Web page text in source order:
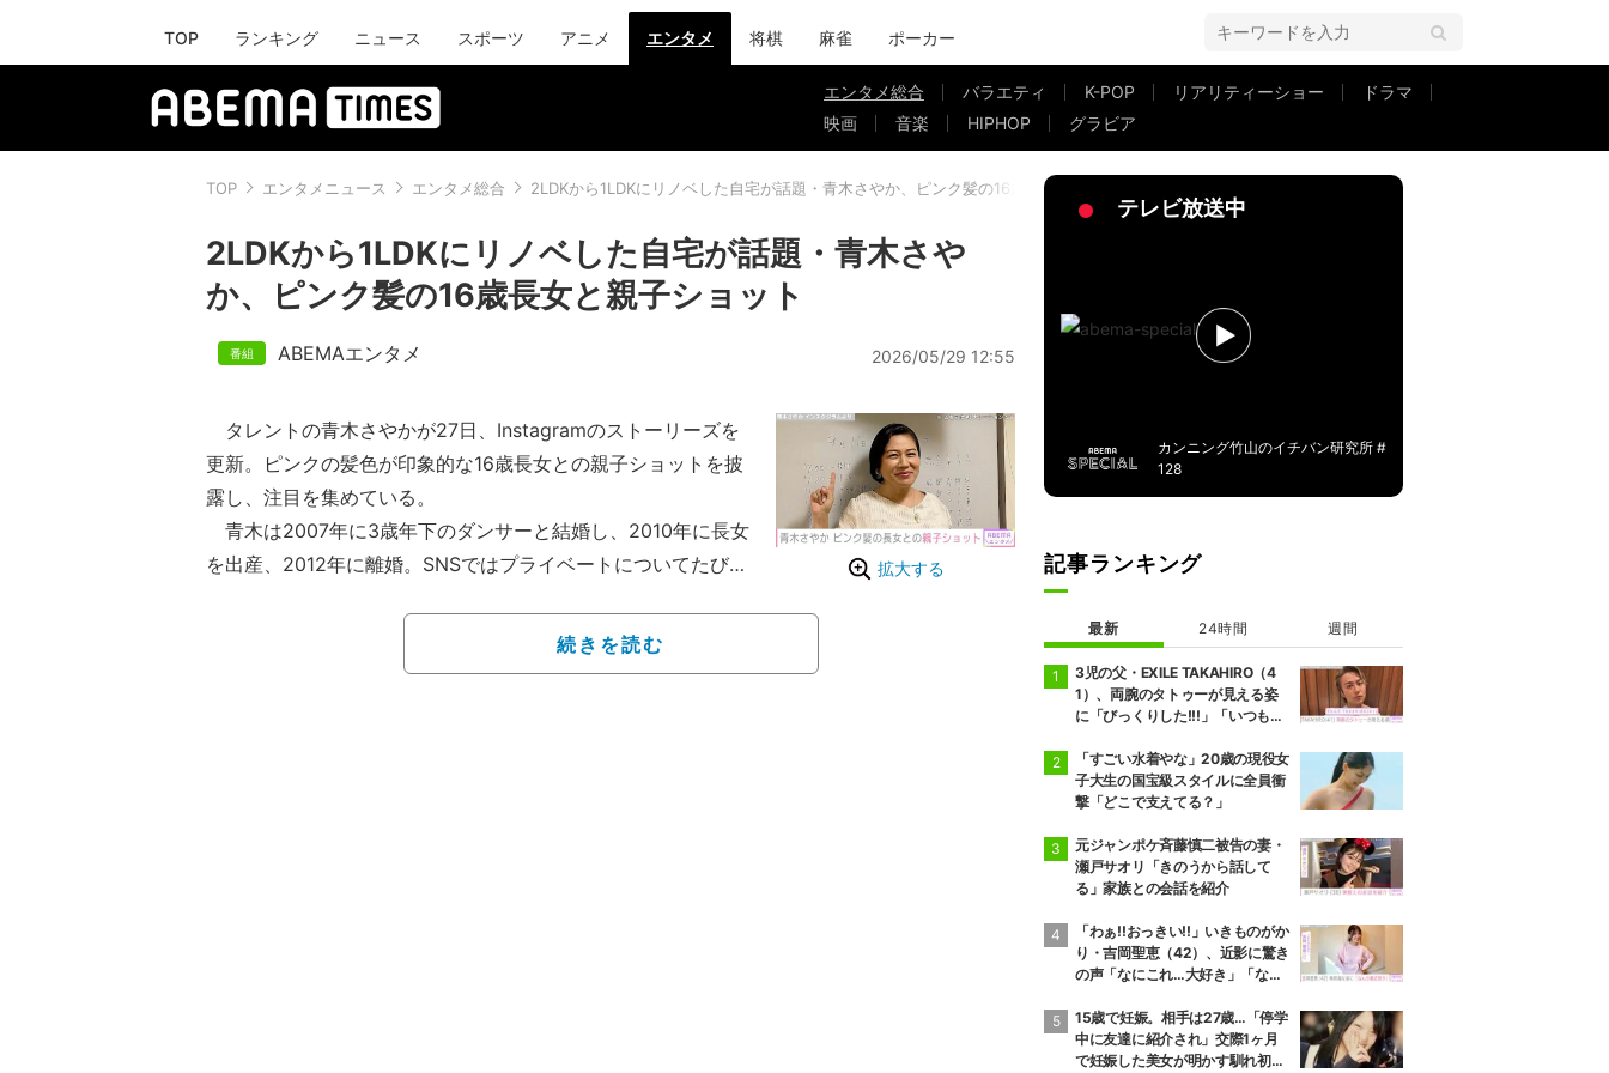
TOP ランキング ニュース スポーツ アニメ エンタメ 将棋 麻雀 ポーカー
エンタメ総合 バラエティ K-POP リアリティーショー
ドラマ
映画
音楽 HIPHOP グラビア
TOP エンタメニュース エンタメ総合 2LDKから1LDKにリノベした自宅が話題・青木さやか、ピンク髪の16歳長女と親子ショット
2LDKから1LDKにリノベした自宅が話題・青木さや
か、ピンク髪の16歳長女と親子ショット
ABEMAエンタメ 2026/05/29 12:55
拡大する
タレントの青木さやかが27日、Instagramのストーリーズを
更新。ピンクの髪色が印象的な16歳長女との親子ショットを披
露し、注目を集めている。
青木は2007年に3歳年下のダンサーと結婚し、2010年に長女
を出産、2012年に離婚。SNSではプライベートについてたびた
DKから1LDKにリノベーションした自宅のルームツアーを公
開。テレビやジェットバスつきの木目調バスルーム、広々とし
続きを読む
テレビ放送中
カンニング竹山のイチバン研究所 #
128
記事ランキング
最新 24時間 週間
3児の父・EXILE TAKAHIRO（4
1）、両腕のタトゥーが見える姿
に「びっくりした!!!」「いつもと
の反響
「すごい水着やな」20歳の現役女
子大生の国宝級スタイルに全員衝
撃「どこで支えてる？」
元ジャンポケ斉藤慎二被告の妻・
瀬戸サオリ「きのうから話して
る」家族との会話を紹介
「わぁ!!おっきい!!」いきものがか
り・吉岡聖恵（42）、近影に驚き
の声「なにこれ…大好き」「なん
15歳で妊娠。相手は27歳…「停学
中に友達に紹介され」交際1ヶ月
で妊娠した美女が明かす馴れ初め